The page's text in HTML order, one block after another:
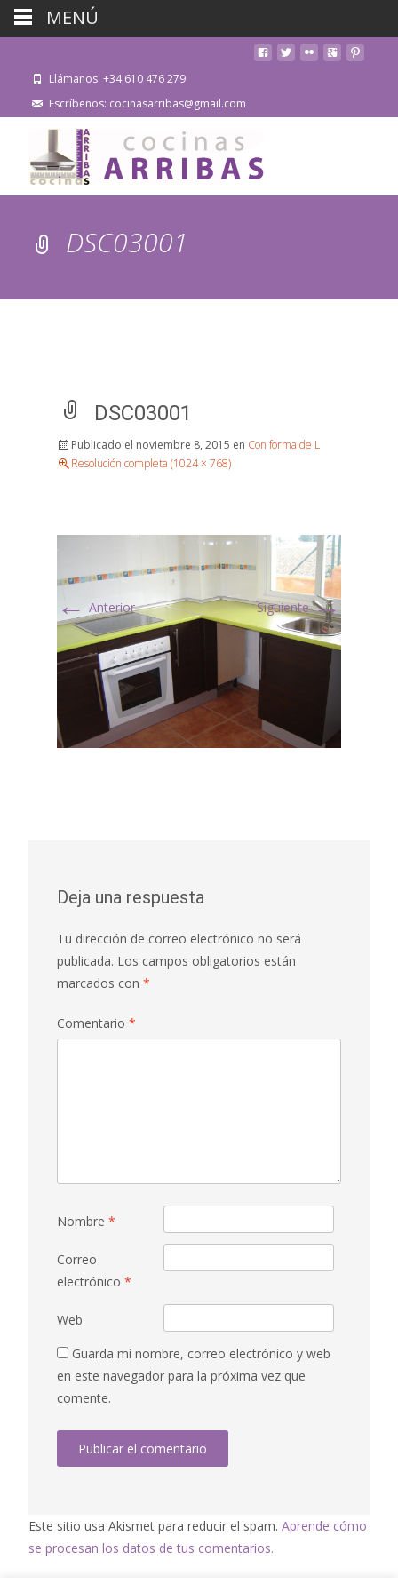
Llámanos: +34 610 476 279
Escríbenos: cocinasarribas@gmail.com
DSC03001
DSC03001
Publicado el noviembre 8, 2015 en Con forma de L
Resolución completa (1024 × 768)
← Anterior Siguiente→
Deja una respuesta
Tu dirección de correo electrónico no será
publicada. Los campos obligatorios están
marcados con *
Comentario *
Nombre *
Correo
electrónico *
Web
Guarda mi nombre, correo electrónico y web
en este navegador para la próxima vez que
comente.
Este sitio usa Akismet para reducir el spam. Aprende cómo
se procesan los datos de tus comentarios.
MENÚ